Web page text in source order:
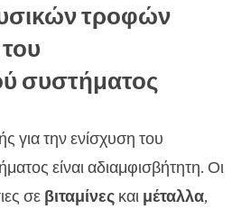
τροφών
συστήματος
για την ενίσχυση του
είναι αδιαμφισβήτητη. Οι
σε βιταμίνεςκαι μέταλλα,